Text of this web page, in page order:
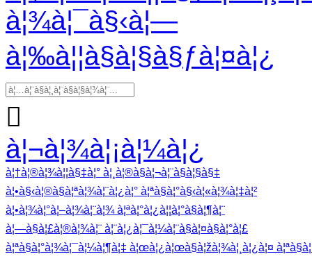
à¦¾à¦¯à§‹à¦—
à¦‰à¦¦à§à¦§à§ƒà¦¤à¦¿

à¦¬à¦¾à¦¡à¦¼à¦¿
à¦†à¦®à¦¾à¦¦à§‡à¦° à¦¸à¦®à§à¦¬à¦¨à§à¦§à§‡
à¦•à§‹à¦®à§à¦ªà¦¾à¦¨à¦¿à¦° à¦ªà§à¦°à§‹à¦«à¦¾à¦‡à¦²
à¦•à¦¾à¦°à¦–à¦¾à¦¨à¦¾ à¦ªà¦°à¦¿à¦¦à¦°à§à¦¶à¦¨
à¦—à§à¦£à¦®à¦¾à¦¨ à¦¨à¦¿à¦¯à¦¼à¦¨à§à¦¤à§à¦°à¦£
à¦ªà§à¦°à¦¾à¦¯à¦¼à¦¶à¦‡ à¦œà¦¿à¦œà§à¦žà¦¾à¦¸à¦¿à¦¤